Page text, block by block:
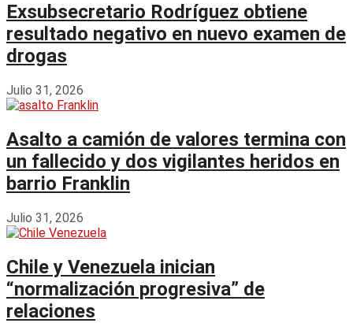
Exsubsecretario Rodríguez obtiene
resultado negativo en nuevo examen de
drogas
Julio 31, 2026
Asalto a camión de valores termina con
un fallecido y dos vigilantes heridos en
barrio Franklin
Julio 31, 2026
Chile y Venezuela inician
“normalización progresiva” de
relaciones